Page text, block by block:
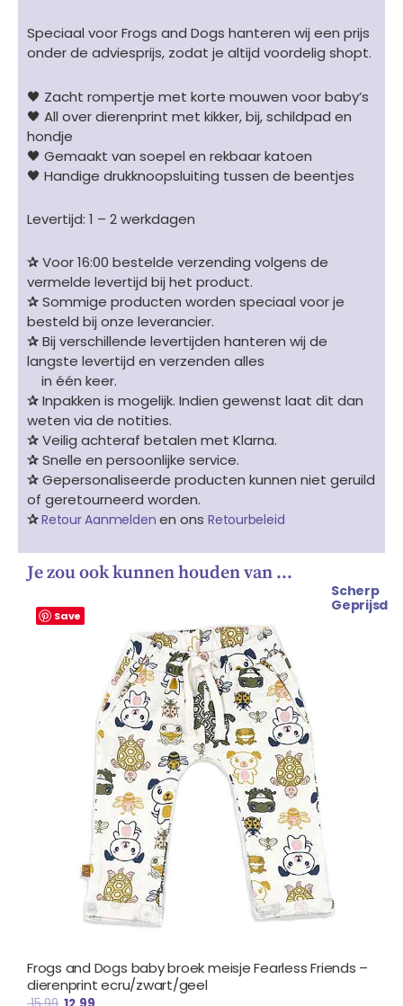
Speciaal voor Frogs and Dogs hanteren wij een prijs
onder de adviesprijs, zodat je altijd voordelig shopt.
🖤 Zacht rompertje met korte mouwen voor baby’s
🖤 All over dierenprint met kikker, bij, schildpad en
hondje
🖤 Gemaakt van soepel en rekbaar katoen
🖤 Handige drukknoopsluiting tussen de beentjes
Levertijd: 1 – 2 werkdagen
✰Voor 16:00 bestelde verzending volgens de
vermelde levertijd bij het product.
✰Sommige producten worden speciaal voor je
besteld bij onze leverancier.
✰Bij verschillende levertijden hanteren wij de
langste levertijd en verzenden alles
in één keer.
✰Inpakken is mogelijk. Indien gewenst laat dit dan
weten via de notities.
✰Veilig achteraf betalen met Klarna.
✰Snelle en persoonlijke service.
✰Gepersonaliseerde producten kunnen niet geruild
of geretourneerd worden.
✰Retour Aanmelden en ons Retourbeleid
Je zou ook kunnen houden van …
Save
Scherp
Geprijsd
Frogs and Dogs baby broek meisje Fearless Friends –
dierenprint ecru/zwart/geel
prijs
€ 12.99.